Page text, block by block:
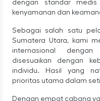
dengan standar
kenyamanan dan
Sebagai salah satu
Sumatera Utara, kami
internasional
disesuaikan dengan
individu. Hasil yang
prioritas utama dalam
Dengan empat cabang